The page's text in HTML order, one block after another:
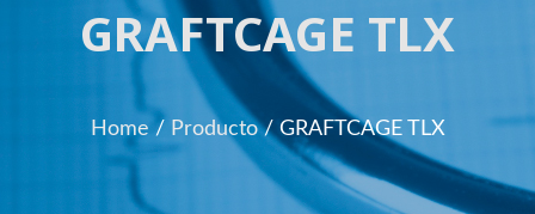
GRAFTCAGE TLX
Home / Producto/ GRAFTCAGE TLX